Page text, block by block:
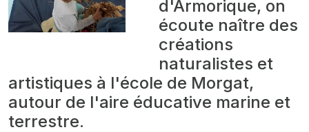
d'Armorique, on
écoute naître des
créations
naturalistes et
artistiques à l'école de Morgat,
autour de l'aire éducative marine et
terrestre.